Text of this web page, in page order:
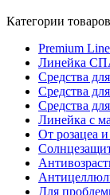
Категории товаров
Premium
Линейка
Средства
Средства
Средства
Линейка с
От розацеа
Для